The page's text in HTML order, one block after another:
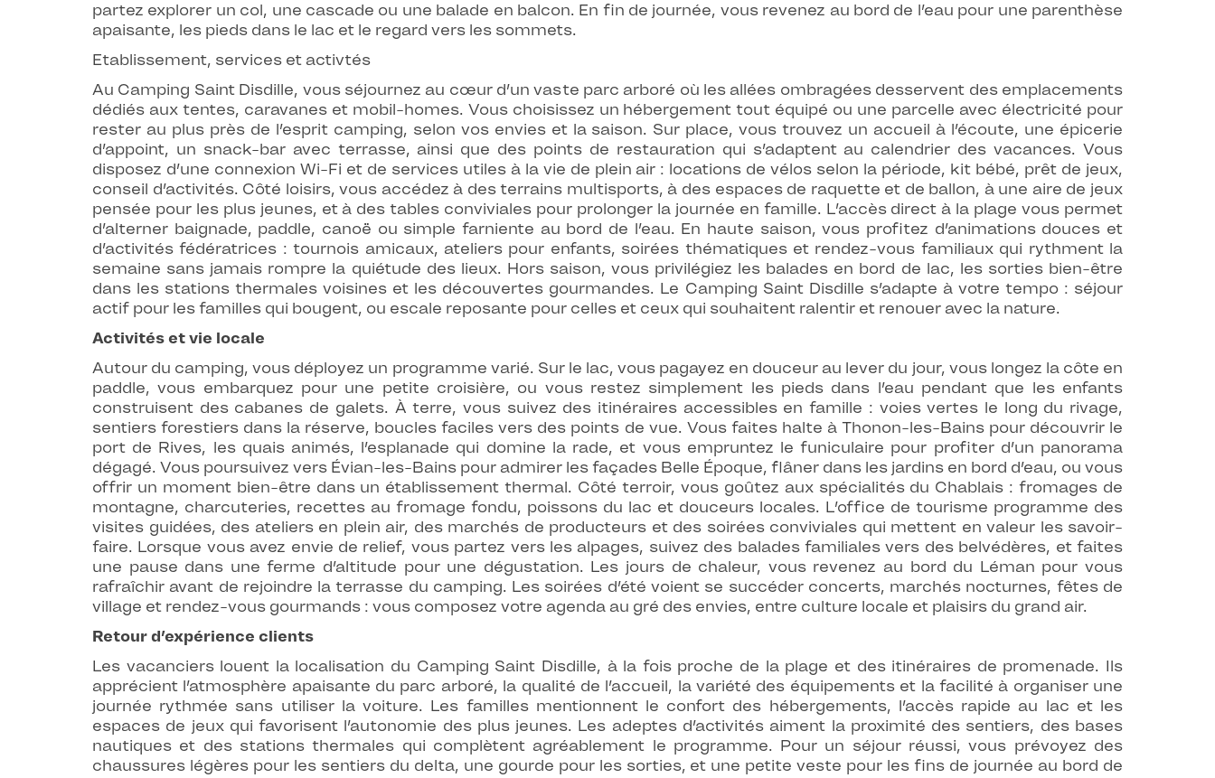
partez explorer un col, une cascade ou une balade en balcon. En fin de journée, vous revenez au bord de l’eau pour une parenthèse
apaisante, les pieds dans le lac et le regard vers les sommets.
Etablissement, services et activtés
Au Camping Saint Disdille, vous séjournez au cœur d’un vaste parc arboré où les allées ombragées desservent des emplacements
dédiés aux tentes, caravanes et mobil-homes. Vous choisissez un hébergement tout équipé ou une parcelle avec électricité pour
rester au plus près de l’esprit camping, selon vos envies et la saison. Sur place, vous trouvez un accueil à l’écoute, une épicerie
d’appoint, un snack-bar avec terrasse, ainsi que des points de restauration qui s’adaptent au calendrier des vacances. Vous
disposez d’une connexion Wi-Fi et de services utiles à la vie de plein air : locations de vélos selon la période, kit bébé, prêt de jeux,
conseil d’activités. Côté loisirs, vous accédez à des terrains multisports, à des espaces de raquette et de ballon, à une aire de jeux
pensée pour les plus jeunes, et à des tables conviviales pour prolonger la journée en famille. L’accès direct à la plage vous permet
d’alterner baignade, paddle, canoë ou simple farniente au bord de l’eau. En haute saison, vous profitez d’animations douces et
d’activités fédératrices : tournois amicaux, ateliers pour enfants, soirées thématiques et rendez-vous familiaux qui rythment la
semaine sans jamais rompre la quiétude des lieux. Hors saison, vous privilégiez les balades en bord de lac, les sorties bien-être
dans les stations thermales voisines et les découvertes gourmandes. Le Camping Saint Disdille s’adapte à votre tempo : séjour
actif pour les familles qui bougent, ou escale reposante pour celles et ceux qui souhaitent ralentir et renouer avec la nature.
Activités et vie locale
Autour du camping, vous déployez un programme varié. Sur le lac, vous pagayez en douceur au lever du jour, vous longez la côte en
paddle, vous embarquez pour une petite croisière, ou vous restez simplement les pieds dans l’eau pendant que les enfants
construisent des cabanes de galets. À terre, vous suivez des itinéraires accessibles en famille : voies vertes le long du rivage,
sentiers forestiers dans la réserve, boucles faciles vers des points de vue. Vous faites halte à Thonon-les-Bains pour découvrir le
port de Rives, les quais animés, l’esplanade qui domine la rade, et vous empruntez le funiculaire pour profiter d’un panorama
dégagé. Vous poursuivez vers Évian-les-Bains pour admirer les façades Belle Époque, flâner dans les jardins en bord d’eau, ou vous
offrir un moment bien-être dans un établissement thermal. Côté terroir, vous goûtez aux spécialités du Chablais : fromages de
montagne, charcuteries, recettes au fromage fondu, poissons du lac et douceurs locales. L’office de tourisme programme des
visites guidées, des ateliers en plein air, des marchés de producteurs et des soirées conviviales qui mettent en valeur les savoir-
faire. Lorsque vous avez envie de relief, vous partez vers les alpages, suivez des balades familiales vers des belvédères, et faites
une pause dans une ferme d’altitude pour une dégustation. Les jours de chaleur, vous revenez au bord du Léman pour vous
rafraîchir avant de rejoindre la terrasse du camping. Les soirées d’été voient se succéder concerts, marchés nocturnes, fêtes de
village et rendez-vous gourmands : vous composez votre agenda au gré des envies, entre culture locale et plaisirs du grand air.
Retour d’expérience clients
Les vacanciers louent la localisation du Camping Saint Disdille, à la fois proche de la plage et des itinéraires de promenade. Ils
apprécient l’atmosphère apaisante du parc arboré, la qualité de l’accueil, la variété des équipements et la facilité à organiser une
journée rythmée sans utiliser la voiture. Les familles mentionnent le confort des hébergements, l’accès rapide au lac et les
espaces de jeux qui favorisent l’autonomie des plus jeunes. Les adeptes d’activités aiment la proximité des sentiers, des bases
nautiques et des stations thermales qui complètent agréablement le programme. Pour un séjour réussi, vous prévoyez des
chaussures légères pour les sentiers du delta, une gourde pour les sorties, et une petite veste pour les fins de journée au bord de